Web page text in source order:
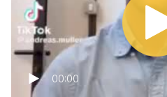
00:00